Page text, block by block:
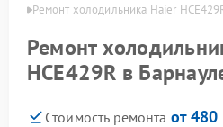
Ремонт холодильника Haier
Ремонт
HCE429R в
Стоимость ремонта от 480